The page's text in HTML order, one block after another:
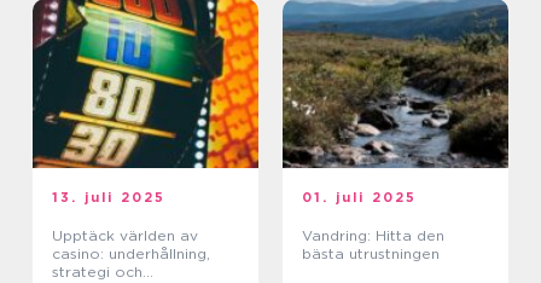
13. juli 2025
Upptäck världen av
casino: underhållning,
strategi och
01. juli 2025
Vandring: Hitta den
bästa utrustningen